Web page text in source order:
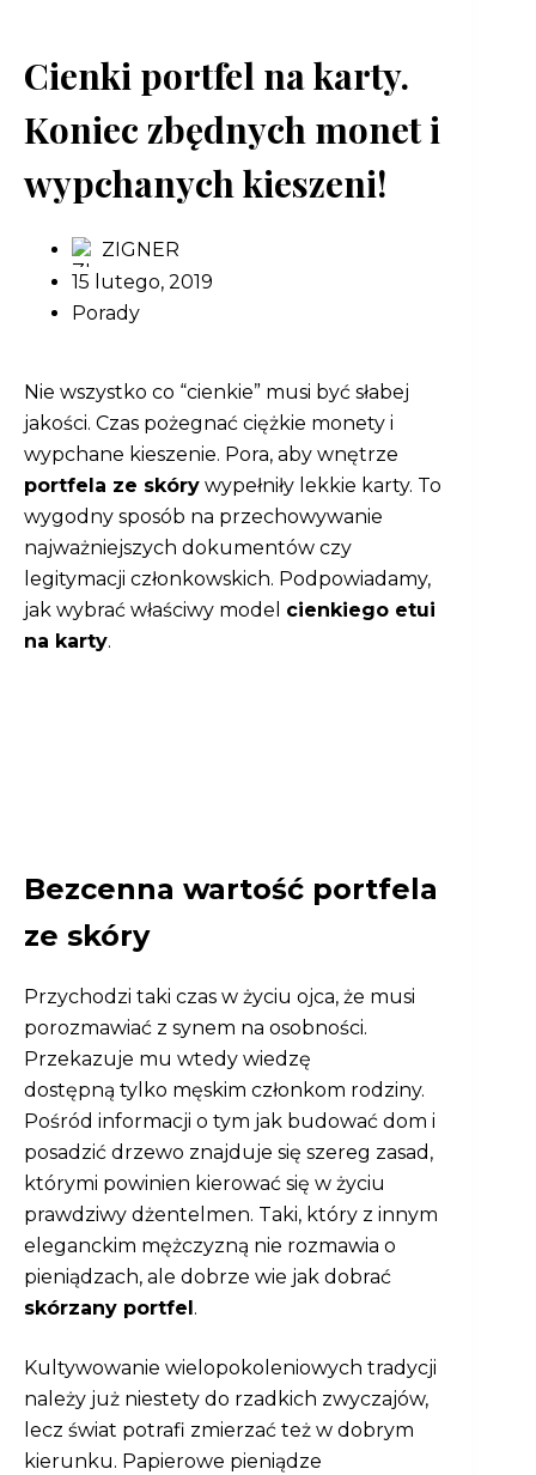
Cienki portfel na karty.
Koniec zbędnych monet i
wypchanych kieszeni!
ZIGNER
15 lutego, 2019
Porady
Nie wszystko co “cienkie” musi być słabej
jakości. Czas pożegnać ciężkie monety i
wypchane kieszenie. Pora, aby wnętrze
portfela ze skóry wypełniły lekkie karty. To
wygodny sposób na przechowywanie
najważniejszych dokumentów czy
legitymacji członkowskich. Podpowiadamy,
jak wybrać właściwy model cienkiego etui
na karty.
Bezcenna wartość portfela
ze skóry
Przychodzi taki czas w życiu ojca, że musi
porozmawiać z synem na osobności.
Przekazuje mu wtedy wiedzę
dostępną tylko męskim członkom rodziny.
Pośród informacji o tym jak budować dom i
posadzić drzewo znajduje się szereg zasad,
którymi powinien kierować się w życiu
prawdziwy dżentelmen. Taki, który z innym
eleganckim mężczyzną nie rozmawia o
pieniądzach, ale dobrze wie jak dobrać
skórzany portfel .
Kultywowanie wielopokoleniowych tradycji
należy już niestety do rzadkich zwyczajów,
lecz świat potrafi zmierzać też w dobrym
kierunku. Papierowe pieniądze